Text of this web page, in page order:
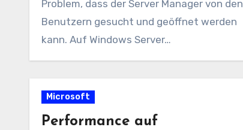
Problem, dass der Server Manager von den
Benutzern gesucht und geöffnet werden
kann. Auf Windows Server…
Microsoft
Performance auf